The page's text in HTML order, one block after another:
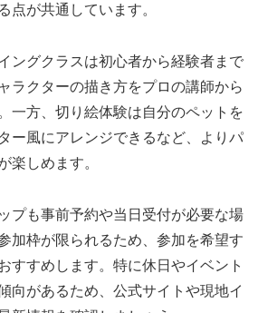
点が共通しています。
ングクラスは初心者から経験者まで
ラクターの描き方をプロの講師から
一方、切り絵体験は自分のペットを
ー風にアレンジできるなど、よりパ
楽しめます。
プも事前予約や当日受付が必要な場
加枠が限られるため、参加を希望す
すすめします。特に休日やイベント
向があるため、公式サイトや現地イ